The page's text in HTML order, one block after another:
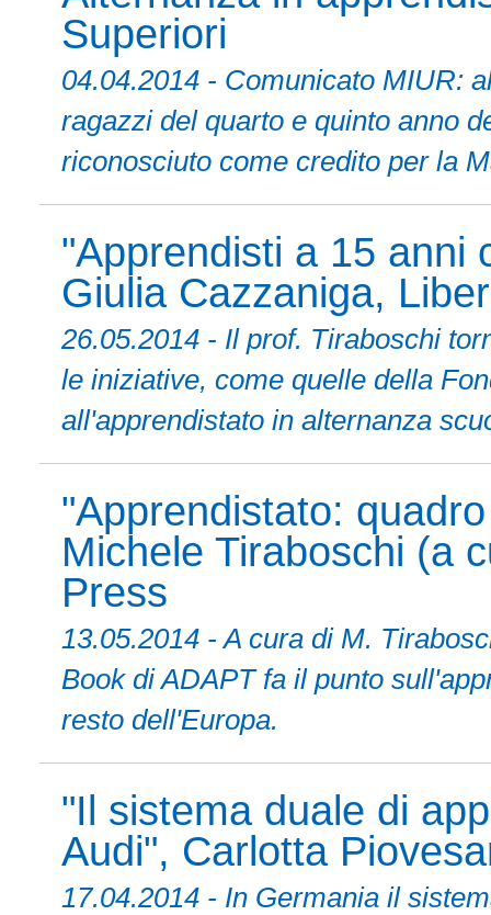
Superiori
04.04.2014 - Comunicato MIUR:
ragazzi del quarto e quinto anno
riconosciuto come credito per la
"Apprendisti a 15 anni
Giulia Cazzaniga,
26.05.2014 - Il prof. Tiraboschi
le iniziative, come quelle della
all'apprendistato in alternanza
"Apprendistato:
Michele Tiraboschi (a
Press
13.05.2014 - A cura di M.
Book di ADAPT fa il punto
resto dell'Europa.
"Il sistema duale di
Audi", Carlotta
17.04.2014 - In Germania il